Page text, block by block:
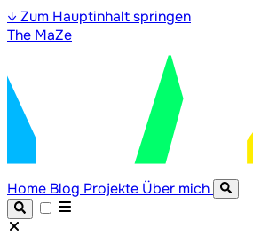
↓ Zum Hauptinhalt springen
The MaZe
Home Blog Projekte Über mich